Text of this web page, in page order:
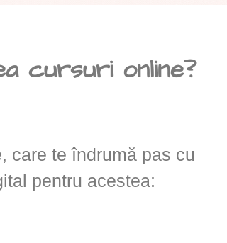
cursuri online?
care te îndrumă pas cu
pentru acestea: